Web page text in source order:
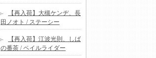
【再入荷】大槻ケンヂ、長
田ノオト / ステーシー
【再入荷】江波光則、しば
の番茶 / ペイルライダー